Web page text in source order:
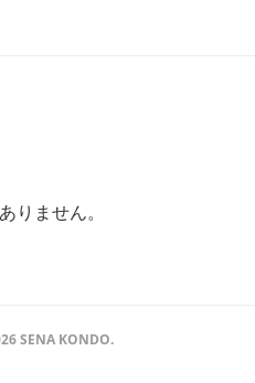
りません。
SENA KONDO.